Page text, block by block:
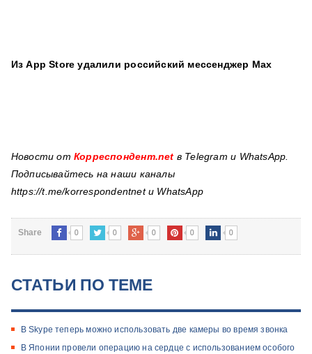
Из App Store удалили российский мессенджер Max
Новости от Корреспондент.net в Telegram и WhatsApp.
Подписывайтесь на наши каналы
https://t.me/korrespondentnet и WhatsApp
Share 0 0 0 0 0
СТАТЬИ ПО ТЕМЕ
В Skype теперь можно использовать две камеры во время звонка
В Японии провели операцию на сердце с использованием особого